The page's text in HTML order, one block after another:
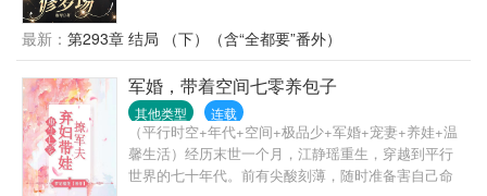
咬我呀？呜……”“笨蛋糖糖，他们不只想咬你，还想吃
你呢。”——第一世界：笨蛋娇软校花vs清冷病娇校草
＆美型富家公子哥＆纯情憨憨校霸＆禁欲系腹黑竹马
第二世界：美貌娇软大小姐vs没落贵族人鱼兄弟＆俊
美腹黑霸总＆人狠话不多杀手酷哥第三世界：万人迷
王妃（后来休掉了王爷独美）vs清冷孤傲病美人王爷
（被真香打脸）＆痴情大将军＆沉默忠犬贴身侍卫＆
金发碧眼傲娇小王子第四世界：貌美乖软天然渣小学
最新： 第293章 结局 （下）（含“全都要”番外）
军婚，带着空间七零养包子
其他类型 连载
（平行时空+年代+空间+极品少+军婚+宠妻+养娃+温
馨生活）经历末世一个月，江静瑶重生，穿越到平行
世界的七十年代。前有尖酸刻薄，随时准备害自己命